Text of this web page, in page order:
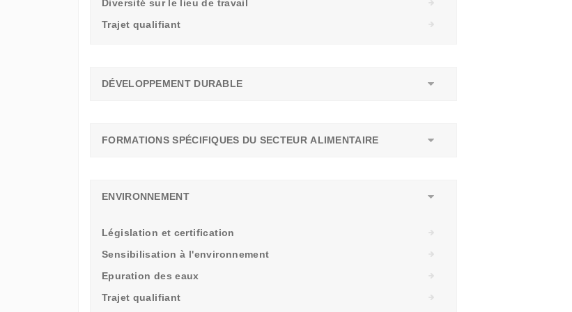
Diversité sur le lieu de travail
Trajet qualifiant
DÉVELOPPEMENT DURABLE
FORMATIONS SPÉCIFIQUES DU SECTEUR ALIMENTAIRE
ENVIRONNEMENT
Législation et certification
Sensibilisation à l'environnement
Epuration des eaux
Trajet qualifiant